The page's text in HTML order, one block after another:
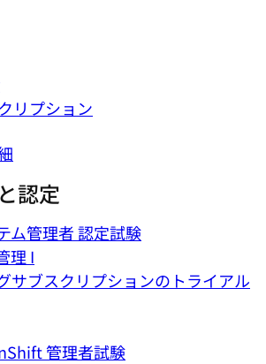
リプション
認定
ム管理者 認定試験
理 I
サブスクリプションのトライアル
管理者試験